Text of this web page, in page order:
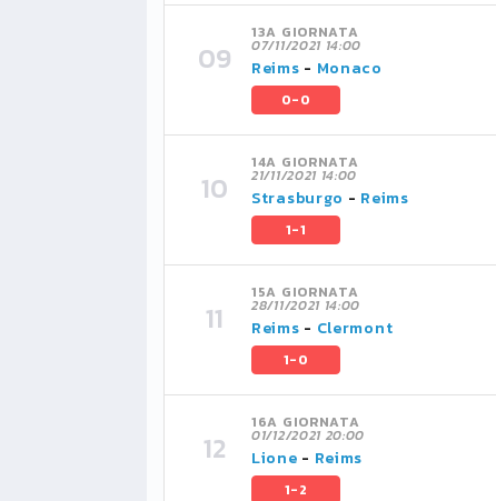
13A GIORNATA
07/11/2021 14:00
Reims - Monaco
0-0
14A GIORNATA
21/11/2021 14:00
Strasburgo - Reims
1-1
15A GIORNATA
28/11/2021 14:00
Reims - Clermont
1-0
16A GIORNATA
01/12/2021 20:00
Lione - Reims
1-2